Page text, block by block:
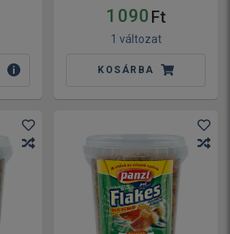
1 090 Ft
1 változat
KOSÁRBA